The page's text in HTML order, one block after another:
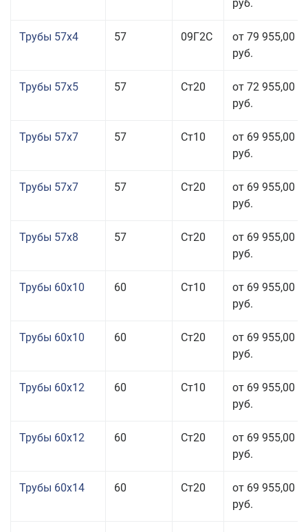
руб.
Трубы 57x4 57 09Г2С
от 79 955,00
руб.
Трубы 57x5 57 Ст20
от 72 955,00
руб.
Трубы 57x7 57 Ст10
от 69 955,00
руб.
Трубы 57x7 57 Ст20
от 69 955,00
руб.
Трубы 57x8 57 Ст20
от 69 955,00
руб.
Трубы 60x10 60 Ст10
от 69 955,00
руб.
Трубы 60x10 60 Ст20
от 69 955,00
руб.
Трубы 60x12 60 Ст10
от 69 955,00
руб.
Трубы 60x12 60 Ст20
от 69 955,00
руб.
Трубы 60x14 60 Ст20
от 69 955,00
руб.